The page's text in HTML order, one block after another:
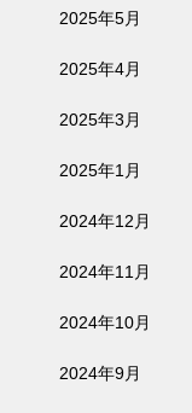
2025年5月
2025年4月
2025年3月
2025年1月
2024年12月
2024年11月
2024年10月
2024年9月